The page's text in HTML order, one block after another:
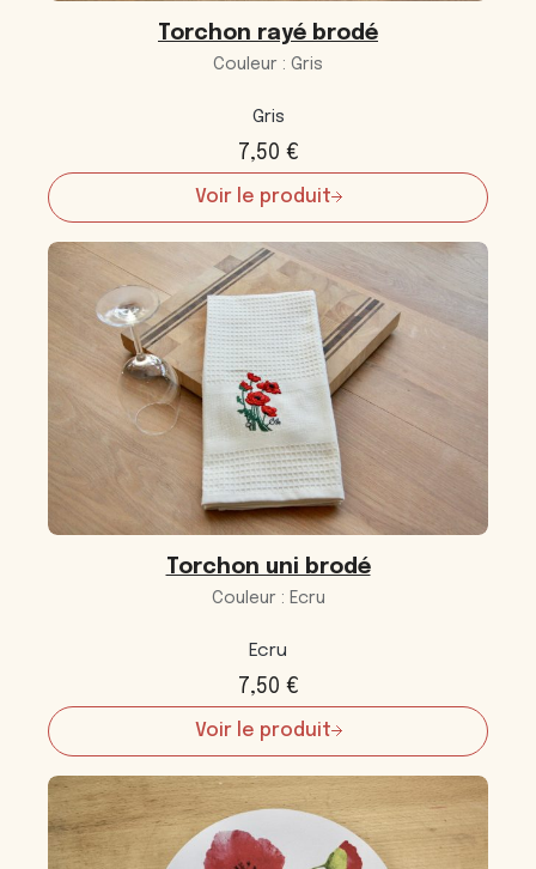
Torchon rayé brodé
Couleur : Gris
Gris
7,50 €
Voir le produit
:
Torchon
rayé
brodé
Torchon uni brodé
Couleur : Ecru
Ecru
7,50 €
Voir le produit
:
Torchon
uni
brodé